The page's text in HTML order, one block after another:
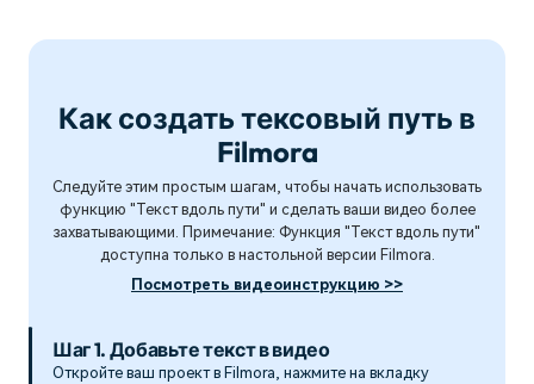
Как создать тексовый путь в
Filmora
Следуйте этим простым шагам, чтобы начать использовать
функцию "Текст вдоль пути" и сделать ваши видео более
захватывающими. Примечание: Функция "Текст вдоль пути"
доступна только в настольной версии Filmora.
Посмотреть видеоинструкцию >>
Шаг 1. Добавьте текст в видео
Откройте ваш проект в Filmora, нажмите на вкладку